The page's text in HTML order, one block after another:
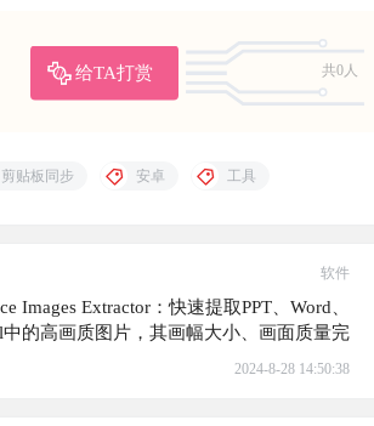
给TA打赏
共0人
剪贴板同步 安卓 工具
软件
Images Extractor：快速提取PPT、Word、
中的高画质图片，其画幅大小、画面质量完
实于原始图片，完全不是 Office 自带的图片
2024-8-28 14:50:38